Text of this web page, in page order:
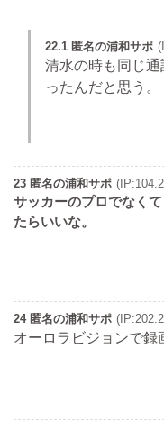
22.1 匿名の浦和サポ
清水の時も同じ
ったんだと思う。
23 匿名の浦和サポ
サッカーのプロでなく
たらいいな。
24 匿名の浦和サポ
オーロラビジョンで録